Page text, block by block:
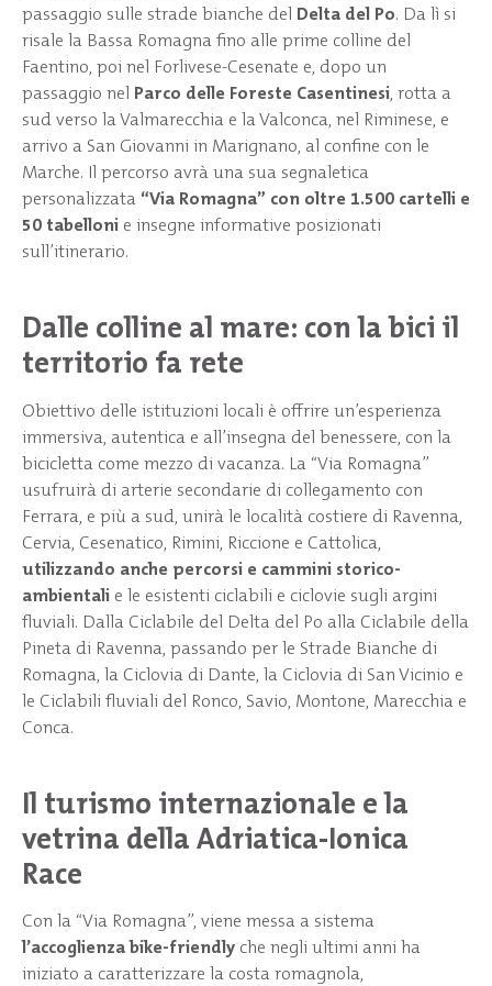
passaggio sulle strade bianche del Delta del Po. Da lì si
risale la Bassa Romagna fino alle prime colline del
Faentino, poi nel Forlivese-Cesenate e, dopo un
passaggio nel Parco delle Foreste Casentinesi, rotta a
sud verso la Valmarecchia e la Valconca, nel Riminese, e
arrivo a San Giovanni in Marignano, al confine con le
Marche. Il percorso avrà una sua segnaletica
personalizzata“Via Romagna” con oltre 1.500 cartelli e
50 tabelloni e insegne informative posizionati
sull’itinerario.
Dalle colline al mare: con la bici il
territorio fa rete
Obiettivo delle istituzioni locali è offrire un’esperienza
immersiva, autentica e all’insegna del benessere, con la
bicicletta come mezzo di vacanza. La “Via Romagna”
usufruirà di arterie secondarie di collegamento con
Ferrara, e più a sud, unirà le località costiere di Ravenna,
Cervia, Cesenatico, Rimini, Riccione e Cattolica,
utilizzando anche percorsi e cammini storico-
ambientali e le esistenti ciclabili e ciclovie sugli argini
fluviali. Dalla Ciclabile del Delta del Po alla Ciclabile della
Pineta di Ravenna, passando per le Strade Bianche di
Romagna, la Ciclovia di Dante, la Ciclovia di San Vicinio e
le Ciclabili fluviali del Ronco, Savio, Montone, Marecchia e
Conca.
Il turismo internazionale e la
vetrina della Adriatica-Ionica
Race
Con la “Via Romagna”, viene messa a sistema
l’accoglienza bike-friendly che negli ultimi anni ha
iniziato a caratterizzare la costa romagnola,